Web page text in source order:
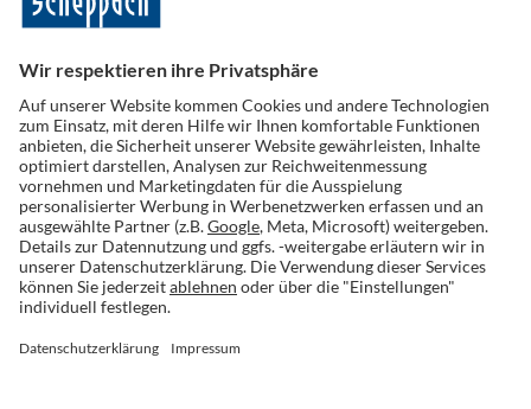
Folge uns auf Social Media